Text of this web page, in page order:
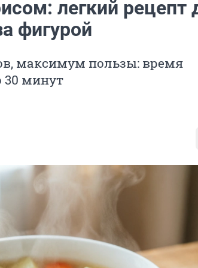
легкий рецепт
фигурой
максимум пользы: время
30 минут